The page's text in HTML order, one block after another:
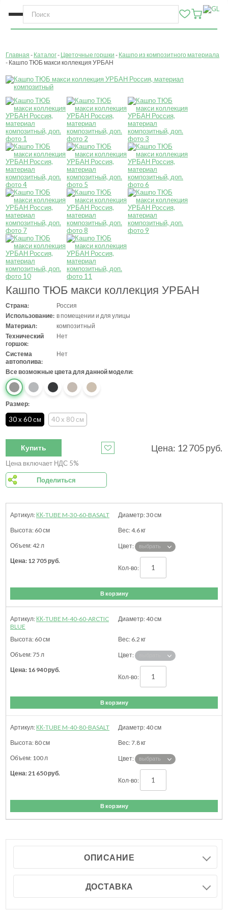
Главная Каталог Цветочные горшки
Кашпо из композитного материала
Кашпо ТЮБ макси коллекция УРБАН
Кашпо ТЮБ макси коллекция УРБАН
Страна:
Россия
Использование: в помещении и для улицы
Материал:
композитный
Технический
горшок:
Нет
Система
автополива:
Нет
Все возможные цвета для данной модели:
Размер:
30 x 60 см 40 x 80 см
Купить Цена: 12 705руб.
Цена включает НДС 5%
Поделиться
КК-TUBE M-30-60-BASALT 30см
60см 4.6кг
42 л
12 705руб.
В корзину
КК-TUBE M-40-60-ARCTIC
BLUE
40см
60см 6.2 кг
75 л
16 940руб.
В корзину
КК-TUBE M-40-80-BASALT 40см
80см 7.8кг
100 л
21 650руб.
В корзину
ОПИСАНИЕ
ДОСТАВКА